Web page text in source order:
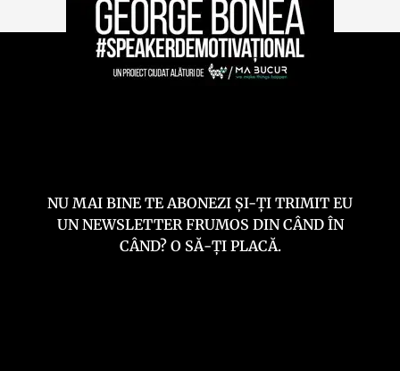
NU MAI BINE TE ABONEZI ȘI-ȚI TRIMIT EU
UN NEWSLETTER FRUMOS DIN CÂND ÎN
CÂND? O SĂ-ȚI PLACĂ.